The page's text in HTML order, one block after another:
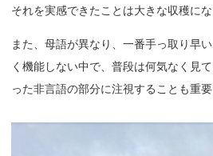
それを実感できたことは大きな収穫にな
また、母語が異なり、一番手っ取り早
く機能しない中で、普段は何気なく見
った非言語の部分に注視することも重要